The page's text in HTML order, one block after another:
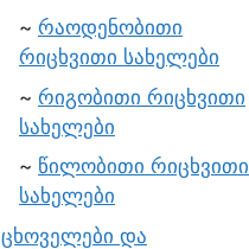
რაოდენობითი
რიცხვითი სახელები
რიგობითი რიცხვითი
სახელები
წილობითი რიცხვითი
სახელები
ცხოველები და